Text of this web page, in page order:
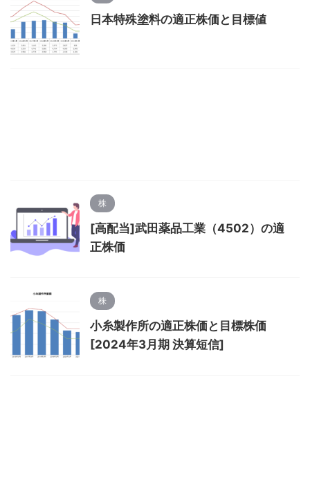
日本特殊塗料の適正株価と目標値
株
[高配当]武田薬品工業（4502）の適
正株価
株
小糸製作所の適正株価と目標株価
[2024年3月期 決算短信]